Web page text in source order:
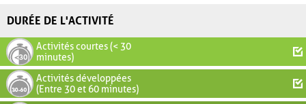
DURÉE DE L'ACTIVITÉ
Activités courtes (< 30
minutes)
Activités développées
(Entre 30 et 60 minutes)